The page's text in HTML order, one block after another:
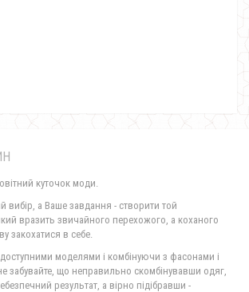
670.00грн.
куточок моди.
вибір, а Ваше завдання - створити той
вразить звичайного перехожого, а коханого
закохатися в себе.
моделями і комбінуючи з фасонами і
забувайте, що неправильно скомбінувавши одяг,
результат, а вірно підібравши -